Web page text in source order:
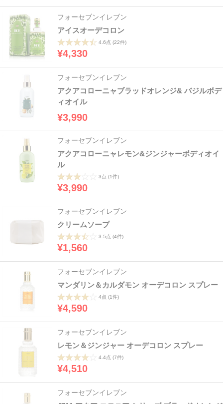
フォーセブンイレブン
アイスオーデコロン
4.6点 (22件)
¥4,330
フォーセブンイレブン
アクアコローニャブラッドオレンジ& バジルボデ
ィオイル
¥3,990
フォーセブンイレブン
アクアコローニャレモン&ジンジャーボディオイ
ル
3点 (1件)
¥3,990
フォーセブンイレブン
クリームソープ
3.5点 (4件)
¥1,560
フォーセブンイレブン
マンダリン＆カルダモン オーデコロン スプレー
4点 (1件)
¥4,590
フォーセブンイレブン
レモン＆ジンジャー オーデコロン スプレー
4.4点 (7件)
¥4,510
フォーセブンイレブン